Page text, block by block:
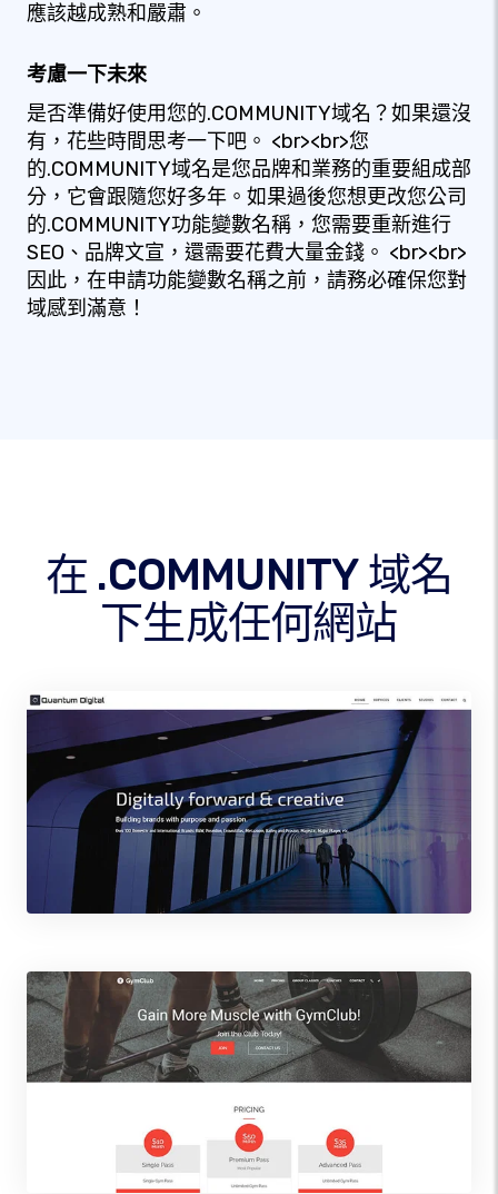
應該越成熟和嚴肅。
考慮一下未來
是否準備好使用您的.COMMUNITY域名？如果還沒
有，花些時間思考一下吧。 <br><br>您
的.COMMUNITY域名是您品牌和業務的重要組成部
分，它會跟隨您好多年。如果過後您想更改您公司
的.COMMUNITY功能變數名稱，您需要重新進行
SEO、品牌文宣，還需要花費大量金錢。 <br><br>
因此，在申請功能變數名稱之前，請務必確保您對
域感到滿意！
在 .COMMUNITY 域名
下生成任何網站